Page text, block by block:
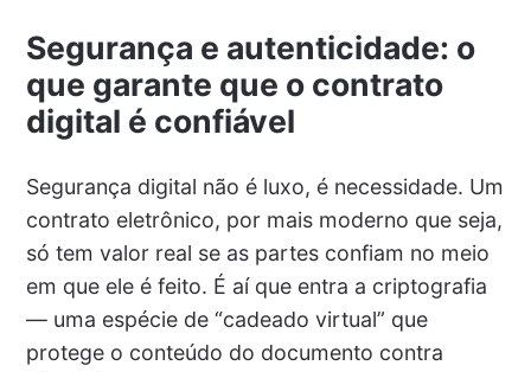
Segurança e autenticidade: o
que garante que o contrato
digital é confiável
Segurança digital não é luxo, é necessidade. Um
contrato eletrônico, por mais moderno que seja,
só tem valor real se as partes confiam no meio
em que ele é feito. É aí que entra a criptografia
— uma espécie de “cadeado virtual” que
protege o conteúdo do documento contra